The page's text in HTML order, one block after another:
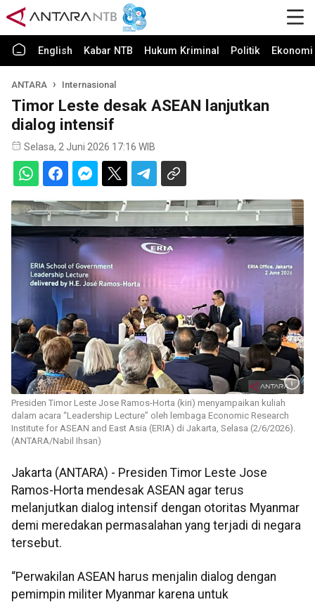
English Kabar NTB Hukum Kriminal Politik
ANTARA Internasional
Timor Leste desak ASEAN lanjutkan
dialog intensif
Selasa, 2 Juni 2026 17:16 WIB
Presiden Timor Leste Jose Ramos-Horta (kiri) menyampaikan kuliah
dalam acara “Leadership Lecture” oleh lembaga Economic Research
Institute for ASEAN and East Asia (ERIA) di Jakarta, Selasa (2/6/2026).
(ANTARA/Nabil Ihsan)
Jakarta (ANTARA) - Presiden Timor Leste Jose
Ramos-Horta mendesak ASEAN agar terus
melanjutkan dialog intensif dengan otoritas Myanmar
demi meredakan permasalahan yang terjadi di negara
tersebut.
“Perwakilan ASEAN harus menjalin dialog dengan
pemimpin militer Myanmar karena untuk